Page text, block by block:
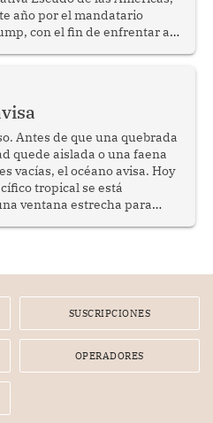
año por el mandatario
con el fin de enfrentar al
Antes de que una quebrada
quede aislada o una faena
vacías, el océano avisa. Hoy
tropical se está
ventana estrecha para
SUSCRIPCIONES
OPERADORES